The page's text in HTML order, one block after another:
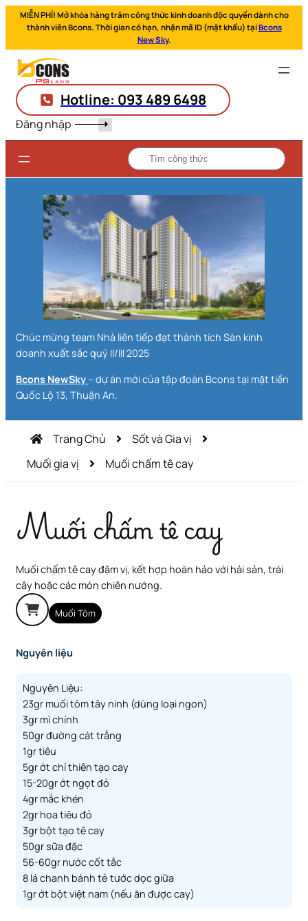
MIỄN PHÍ! Mở khóa hàng trăm công thức kinh doanh độc quyền dành cho
thành viên Bcons. Thời gian có hạn, nhận mã ID (mật khẩu) tạiBcons
New Sky.
Hotline: 093 489 6498
Đăng nhập
Chúc mừng team Nhà liên tiếp đạt thành tích Sàn kinh
doanh xuất sắc quý II/III 2025
Bcons NewSky– dự án mới của tập đoàn Bcons tại mặt tiền
Quốc Lộ 13, Thuận An.
Trang Chủ
Sốt và Gia vị
Muối gia vị
Muối chấm tê cay
Muối chấm tê cay
Muối chấm tê cay đậm vị, kết hợp hoàn hảo với hải sản, trái
cây hoặc các món chiên nướng.
Muối Tôm
Nguyên liệu
Nguyên Liệu:
23gr muối tôm tây ninh (dùng loại ngon)
3gr mì chính
50gr đường cát trắng
1gr tiêu
5gr ớt chỉ thiên tạo cay
15-20gr ớt ngọt đỏ
4gr mắc khén
2gr hoa tiêu đỏ
3gr bột tạo tê cay
50gr sữa đặc
56-60gr nước cốt tắc
8 lá chanh bánh tẻ tước dọc giữa
1gr ớt bột việt nam (nếu ăn được cay)